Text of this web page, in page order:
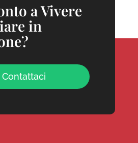
a Vivere
in
Contattaci